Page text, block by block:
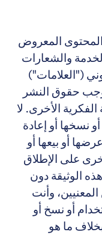
المعروض
والشعارات
("العلامات")
حقوق النشر
الأخرى. لا
أو إعادة
أو بيعها أو
على الإطلاق
دون
وأنت
أو نسخ أو
ما هو